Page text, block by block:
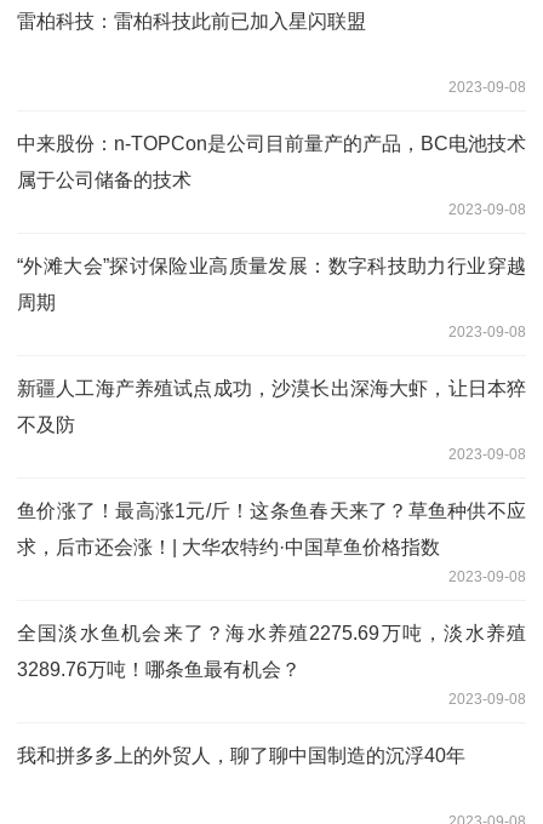
雷柏科技：雷柏科技此前已加入星闪联盟
2023-09-08
中来股份：n-TOPCon是公司目前量产的产品，BC电池技术
属于公司储备的技术
2023-09-08
“外滩大会”探讨保险业高质量发展：数字科技助力行业穿越
周期
2023-09-08
新疆人工海产养殖试点成功，沙漠长出深海大虾，让日本猝
不及防
2023-09-08
鱼价涨了！最高涨1元/斤！这条鱼春天来了？草鱼种供不应
求，后市还会涨！| 大华农特约·中国草鱼价格指数
2023-09-08
全国淡水鱼机会来了？海水养殖2275.69万吨，淡水养殖
3289.76万吨！哪条鱼最有机会？
2023-09-08
我和拼多多上的外贸人，聊了聊中国制造的沉浮40年